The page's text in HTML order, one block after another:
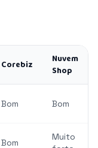
Corebiz
Nuvem
Shop
Bom Bom
Bom
Muito